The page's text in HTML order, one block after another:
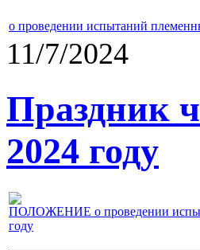
о проведении испытаний
11/7/2024
Праздник
2024 году
ПОЛОЖЕНИЕ о проведении
году